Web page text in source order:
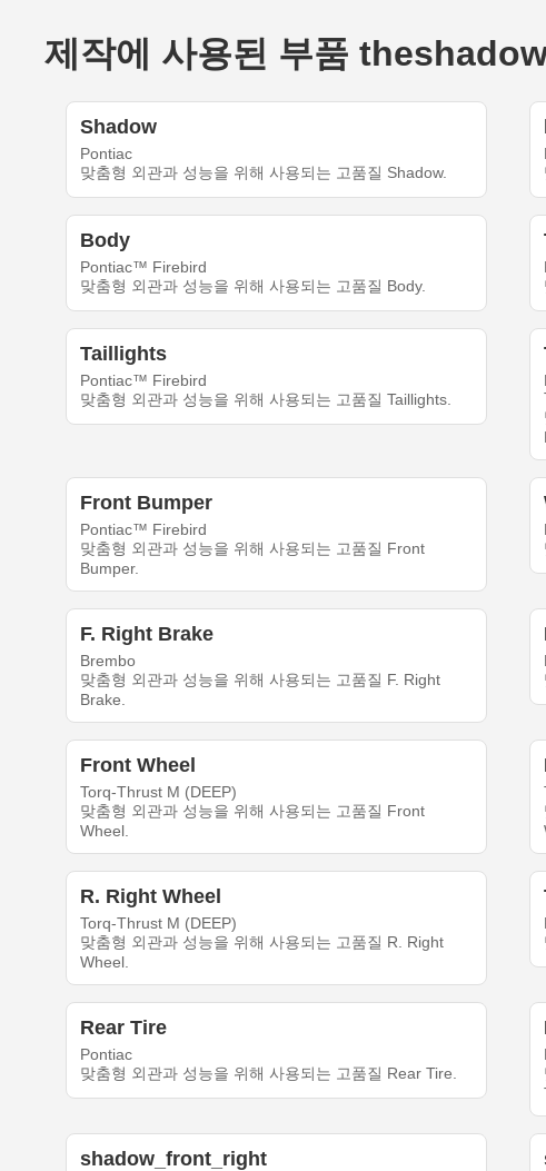
제작에 사용된 부품
Shadow
Pontiac
맞춤형 외관과 성능을 위해 사용되는 고품질 Shadow.
Body
Pontiac™ Firebird
맞춤형 외관과 성능을 위해 사용되는 고품질 Body.
Taillights
Pontiac™ Firebird
맞춤형 외관과 성능을 위해 사용되는 고품질 Taillights.
Front Bumper
Pontiac™ Firebird
맞춤형 외관과 성능을 위해 사용되는 고품질 Front
Bumper.
F. Right Brake
Brembo
맞춤형 외관과 성능을 위해 사용되는 고품질 F. Right
Brake.
Front Wheel
Torq-Thrust M (DEEP)
맞춤형 외관과 성능을 위해 사용되는 고품질 Front
Wheel.
R. Right Wheel
Torq-Thrust M (DEEP)
맞춤형 외관과 성능을 위해 사용되는 고품질 R. Right
Wheel.
Rear Tire
Pontiac
맞춤형 외관과 성능을 위해 사용되는 고품질 Rear Tire.
shadow_front_right